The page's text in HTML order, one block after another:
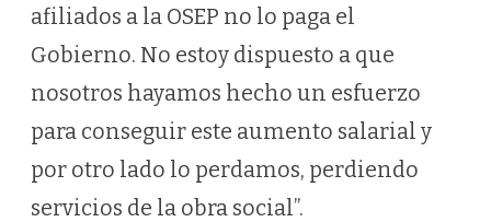
afiliados a la OSEP no lo paga el
Gobierno. No estoy dispuesto a que
nosotros hayamos hecho un esfuerzo
para conseguir este aumento salarial y
por otro lado lo perdamos, perdiendo
servicios de la obra social”.